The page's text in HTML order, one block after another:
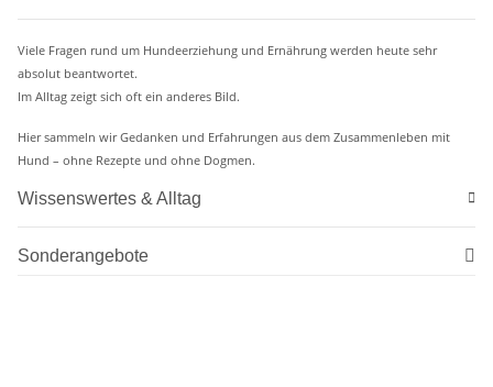
Viele Fragen rund um Hundeerziehung und Ernährung werden heute sehr
absolut beantwortet.
Im Alltag zeigt sich oft ein anderes Bild.
Hier sammeln wir Gedanken und Erfahrungen aus dem Zusammenleben mit
Hund – ohne Rezepte und ohne Dogmen.
Wissenswertes & Alltag
Sonderangebote